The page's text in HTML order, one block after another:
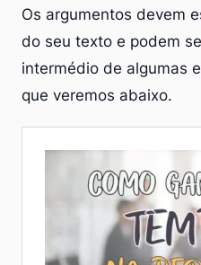
Os argumentos devem
do seu texto e podem
intermédio de algumas
que veremos abaixo.